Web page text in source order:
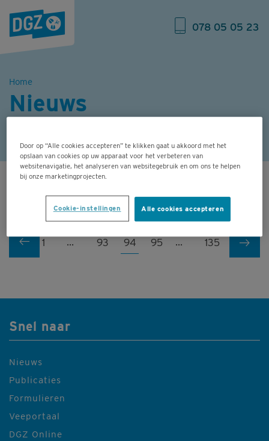
078 05 05 23
Home
Nieuws
TOON FILTERS
652 tot 658 van de 944 resultaten
1 ... 93 94 95 ... 135
Snel naar
Nieuws
Publicaties
Formulieren
Veeportaal
DGZ Online
Door op “Alle cookies accepteren” te klikken gaat u akkoord met het
opslaan van cookies op uw apparaat voor het verbeteren van
websitenavigatie, het analyseren van websitegebruik en om ons te helpen
bij onze marketingprojecten.
Alle cookies accepteren
Cookie-instellingen